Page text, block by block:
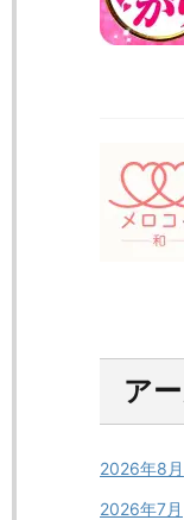
ア
2026年8月
2026年7月